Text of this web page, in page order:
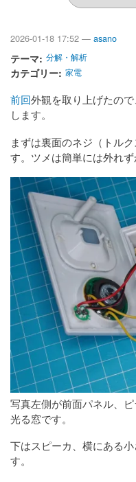
2026-01-18 17:52 — asano
テーマ 分解・解析
カテゴリー 家電
前回外観を取り上げたの
します。
まずは裏面のネジ（トル
す。ツメは簡単には外れ
写真左側が前面パネル、
光る窓です。
下はスピーカ、横にある
す。